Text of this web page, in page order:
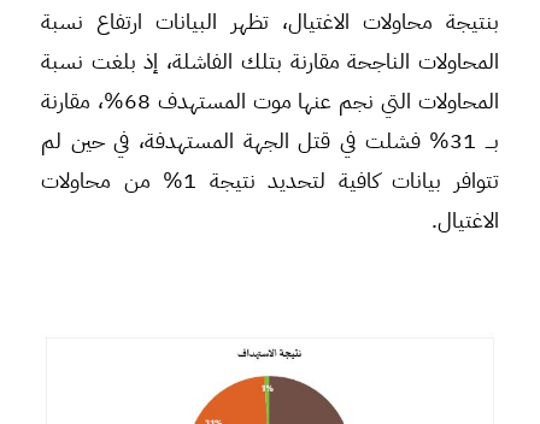
بنتيجة محاولات الاغتيال، تظهر البيانات ارتفاع نسبة
المحاولات الناجحة مقارنة بتلك الفاشلة، إذ بلغت نسبة
المحاولات التي نجم عنها موت المستهدف 68%، مقارنة
بـــ 31% فشلت في قتل الجهة المستهدفة، في حين لم
تتوافر بيانات كافية لتحديد نتيجة 1% من محاولات
الاغتيال.